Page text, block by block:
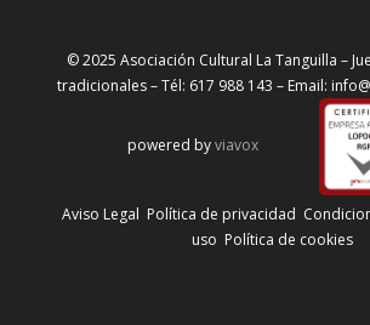
© 2025 Asociación Cultural La Tanguilla –
tradicionales – Tél: 617 988 143 – Email:
powered byviavox
Aviso Legal Política de privacidad
uso Política de cookies